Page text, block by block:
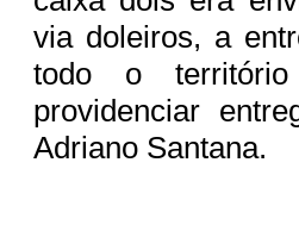
via doleiros, a
todo o
providenciar
Adriano Santana.